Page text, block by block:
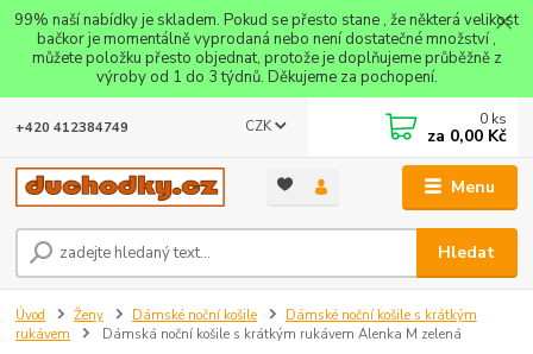
99% naší nabídky je skladem. Pokud se přesto stane , že některá velikost
bačkor je momentálně vyprodaná nebo není dostatečné množství ,
můžete položku přesto objednat, protože je doplňujeme průběžně z
výroby od 1 do 3 týdnů. Děkujeme za pochopení.
Menu
CZK
Hledat
+420 412384749 0 ks
za 0,00 Kč
Úvod Ženy Dámské noční košile
Dámské noční košile s krátkým
rukávem
Dámská noční košile s krátkým rukávem Alenka M zelená